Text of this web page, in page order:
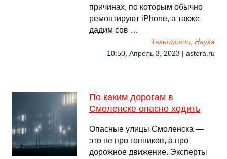
причинах, по которым обычно
ремонтируют iPhone, а также
дадим сов …
Технологии, Наука
10:50, Апрель 3, 2023 | astera.ru
По каким дорогам в
Смоленске опасно ходить
Опасные улицы Смоленска —
это не про гопников, а про
дорожное движение. Эксперты